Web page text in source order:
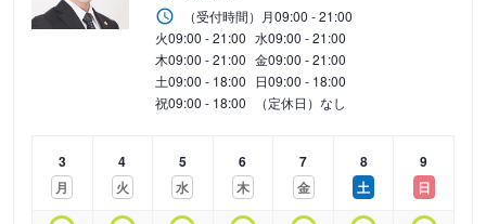
（受付時間） 月09:00 - 21:00
火09:00 - 21:00 水09:00 - 21:00
木09:00 - 21:00 金09:00 - 21:00
土09:00 - 18:00 日09:00 - 18:00
祝09:00 - 18:00 （定休日）なし
3
月
4
火
5
水
6
木
7
金
8
土
9
日